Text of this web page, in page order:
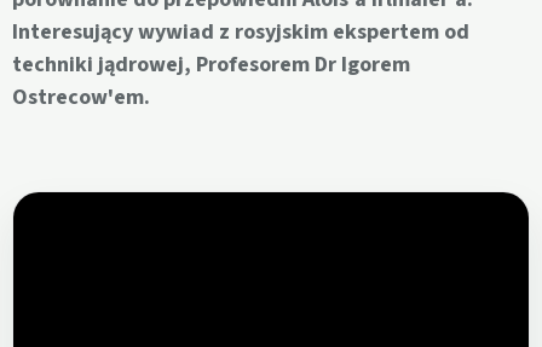
Interesujący wywiad z rosyjskim ekspertem od
techniki jądrowej, Profesorem Dr Igorem
Ostrecow'em.